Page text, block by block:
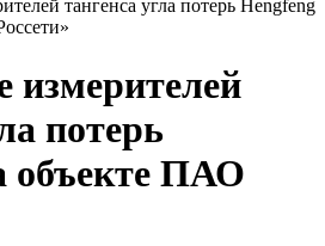
тангенса угла потерь Hengfeng
измерителей
потерь
объекте ПАО